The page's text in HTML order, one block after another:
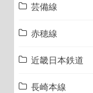
芸備線
赤穂線
近畿日本鉄道
長崎本線